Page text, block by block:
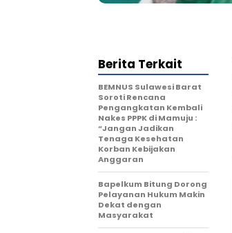
Berita Terkait
BEMNUS Sulawesi Barat
Soroti Rencana
Pengangkatan Kembali
Nakes PPPK di Mamuju :
“Jangan Jadikan
Tenaga Kesehatan
Korban Kebijakan
Anggaran
Bapelkum Bitung Dorong
Pelayanan Hukum Makin
Dekat dengan
Masyarakat